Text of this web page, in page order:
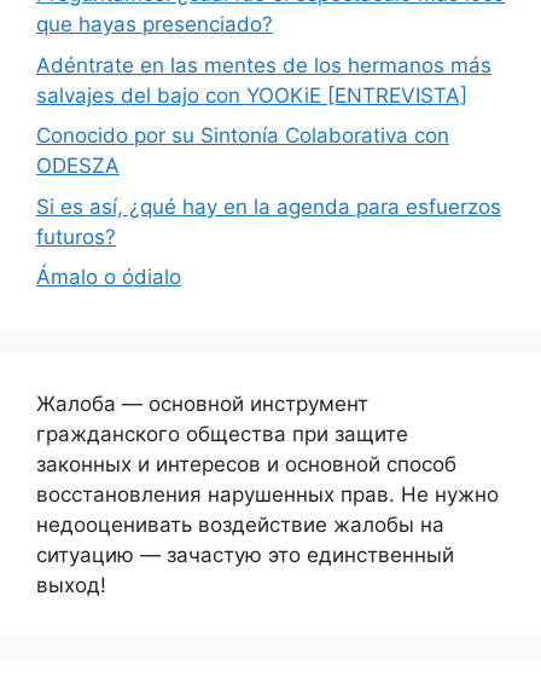
que hayas presenciado?
Adéntrate en las mentes de los hermanos más
salvajes del bajo con YOOKiE [ENTREVISTA]
Conocido por su Sintonía Colaborativa con
ODESZA
Si es así, ¿qué hay en la agenda para esfuerzos
futuros?
Ámalo o ódialo
Жалоба — основной инструмент
гражданского общества при защите
законных и интересов и основной способ
восстановления нарушенных прав. Не нужно
недооценивать воздействие жалобы на
ситуацию — зачастую это единственный
выход!